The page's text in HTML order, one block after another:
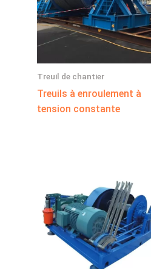
Treuil de chantier
Treuils à enroulement à
tension constante